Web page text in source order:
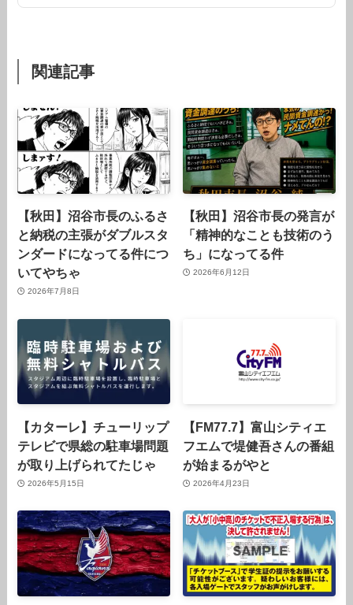
関連記事
【秋田】沼谷市長のふるさ
と納税の主張がダブルスタ
ンダードになってる件につ
いてやちゃ
2026年7月8日
【秋田】沼谷市長の発言が
「精神的なことも技術のう
ち」になってる件
2026年6月12日
【カターレ】チューリップ
テレビで県総の駐車場問題
が取り上げられてたじゃ
2026年5月15日
【FM77.7】富山シティエ
フエムで堤健吾さんの番組
が始まるがやと
2026年4月23日